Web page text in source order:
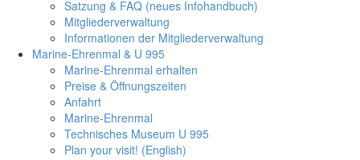
Satzung & FAQ (neues Infohandbuch)
Mitgliederverwaltung
Informationen der Mitgliederverwaltung
Marine-Ehrenmal & U 995
Marine-Ehrenmal erhalten
Preise & Öffnungszeiten
Anfahrt
Marine-Ehrenmal
Technisches Museum U 995
Plan your visit! (English)